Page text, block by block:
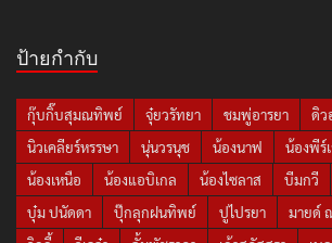
ป้ายกำกับ
กุ๊บกิ๊บสุมณทิพย์ จุ๋ยวรัทยา ชมพู่อารยา ดิว
นิวเคลียร์หรรษา
นุ่นวรนุช น้องนาฟ น้องพีร์
น้องเหนือ
น้องแอบิเกล น้องไซลาส บีมกวี
บุ๋ม ปนัดดา
ปุ๊กลุกฝนทิพย์ ปูไปรยา มายด์